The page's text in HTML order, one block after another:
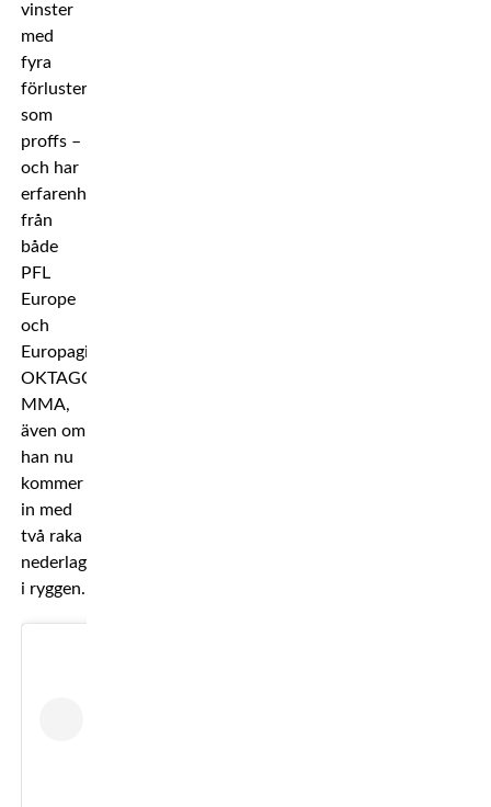
vinster
med
fyra
förluster
som
proffs –
och har
erfarenhet
från
både
PFL
Europe
och
Europagiganten
OKTAGON
MMA,
även om
han nu
kommer
in med
två raka
nederlag
i ryggen.